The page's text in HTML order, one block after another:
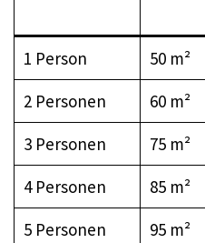
1 Person 50 m²
2 Personen
60 m²
3 Personen
75 m²
4 Personen
85 m²
5 Personen
95 m²